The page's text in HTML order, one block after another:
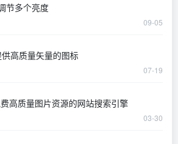
节多个亮度
09-05
高质量矢量的图标
07-19
高质量图片资源的网站搜索引擎
03-30